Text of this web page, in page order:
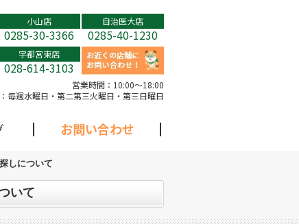
小山店
0285-30-3366
自治医大店
0285-40-1230
宇都宮東店
028-614-3103
営業時間： 10:00～18:00
毎週水曜日・第二第三火曜日・第三日曜日
お問い合わせ
しについて
いて